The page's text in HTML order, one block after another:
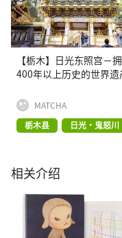
【栃木】日光东照宫－
400年以上历史的世界遗
MATCHA
栃木县
日光・鬼怒川
相关介绍